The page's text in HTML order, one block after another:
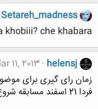
Setareh_madness
che khabara?
helensj
11, 2013
زمان رای گیری برای
فردا 21 اسفند مسابقه شروع میشه